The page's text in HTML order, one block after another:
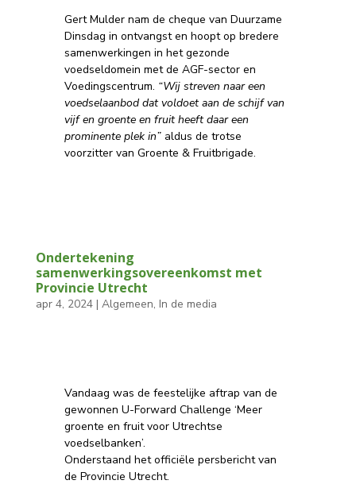
Gert Mulder nam de cheque van Duurzame
Dinsdag in ontvangst en hoopt op bredere
samenwerkingen in het gezonde
voedseldomein met de AGF-sector en
Voedingscentrum. “Wij streven naar een
voedselaanbod dat voldoet aan de schijf van
vijf en groente en fruit heeft daar een
prominente plek in”aldus de trotse
voorzitter van Groente & Fruitbrigade.
Ondertekening
samenwerkingsovereenkomst met
Provincie Utrecht
apr 4, 2024| Algemeen, In de media
Vandaag was de feestelijke aftrap van de
gewonnen U-Forward Challenge ‘Meer
groente en fruit voor Utrechtse
voedselbanken’.
Onderstaand het officiële persbericht van
de Provincie Utrecht.